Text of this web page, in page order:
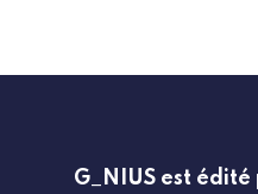
G_NIUS est édité